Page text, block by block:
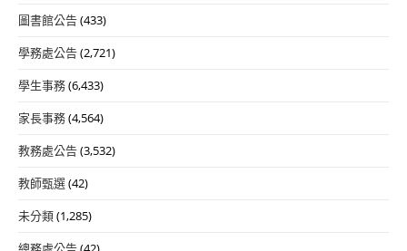
圖書館公告(433)
學務處公告(2,721)
學生事務(6,433)
家長事務(4,564)
教務處公告(3,532)
教師甄選(42)
未分類(1,285)